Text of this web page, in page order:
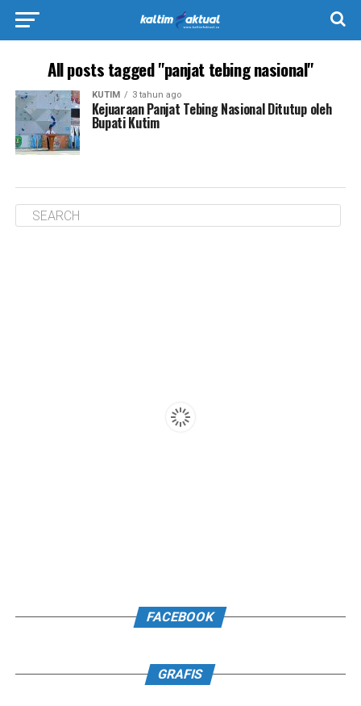
All posts tagged "panjat tebing nasional"
KUTIM 3 tahun ago
Kejuaraan Panjat Tebing Nasional Ditutup oleh
Bupati Kutim
FACEBOOK
GRAFIS